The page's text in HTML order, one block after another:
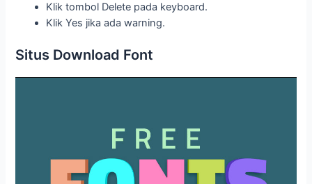
Klik tombol Delete pada keyboard.
Klik Yes jika ada warning.
Situs Download Font